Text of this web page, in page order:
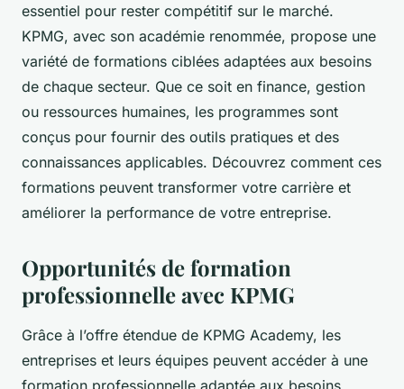
essentiel pour rester compétitif sur le marché.
KPMG, avec son académie renommée, propose une
variété de formations ciblées adaptées aux besoins
de chaque secteur. Que ce soit en finance, gestion
ou ressources humaines, les programmes sont
conçus pour fournir des outils pratiques et des
connaissances applicables. Découvrez comment ces
formations peuvent transformer votre carrière et
améliorer la performance de votre entreprise.
Opportunités de formation
professionnelle avec KPMG
Grâce à l’offre étendue de KPMG Academy, les
entreprises et leurs équipes peuvent accéder à une
formation professionnelle adaptée aux besoins